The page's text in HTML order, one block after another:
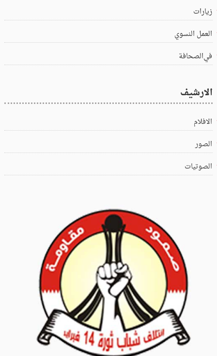
زيارات
العمل النسوي
في‌الصحافة
الارشيف
الافلام
الصور
الصوتيات